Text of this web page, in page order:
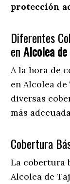
protección
Diferentes
en Alcolea
A la hora de
en Alcolea de
diversas
más
Cobertura
La cobertura
Alcolea de